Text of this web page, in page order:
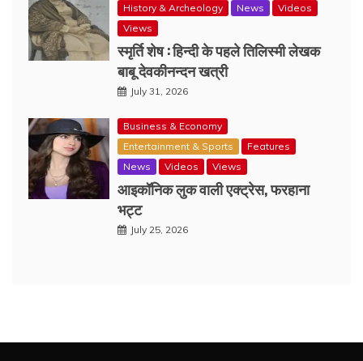
History & Archeology
News
Videos
Views
स्मृर्ति शेष : हिन्दी के पहले तिलिस्मी लेखक
बाबू देवकीनन्दन खत्री
July 31, 2026
Business & Economy
Entertainment & Sports
Features
News
Videos Views
आइकॉनिक लुक वाली एक्‍ट्रेस, फरहाना
भट्ट
July 25, 2026